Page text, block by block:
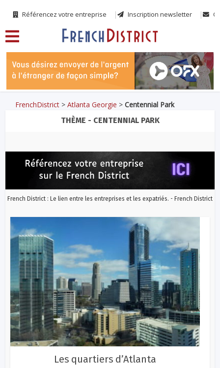
Référencez votre entreprise Inscription newsletter
FrenchDistrict >Atlanta Georgie >Centennial Park
THÈME - CENTENNIAL PARK
French District : Le lien entre les entreprises et les expatriés. - French District
Les quartiers d’Atlanta